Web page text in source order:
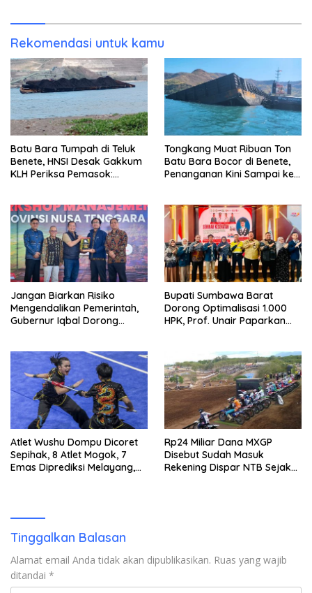
Rekomendasi untuk kamu
Batu Bara Tumpah di Teluk
Benete, HNSI Desak Gakkum
KLH Periksa Pemasok:
Tongkang Muat Ribuan Ton
Batu Bara Bocor di Benete,
Penanganan Kini Sampai ke
Jangan Biarkan Risiko
Mengendalikan Pemerintah,
Gubernur Iqbal Dorong
Bupati Sumbawa Barat
Dorong Optimalisasi 1.000
HPK, Prof. Unair Paparkan
Atlet Wushu Dompu Dicoret
Sepihak, 8 Atlet Mogok, 7
Emas Diprediksi Melayang,
Rp24 Miliar Dana MXGP
Disebut Sudah Masuk
Rekening Dispar NTB Sejak
Tinggalkan Balasan
Alamat email Anda tidak akan dipublikasikan. Ruas yang wajib
ditandai *